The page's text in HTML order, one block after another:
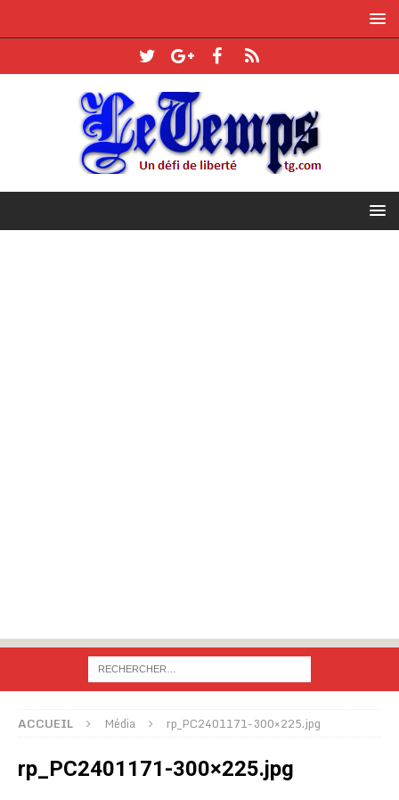
ACCUEIL Média rp_PC2401171-300×225.jpg
rp_PC2401171-300×225.jpg